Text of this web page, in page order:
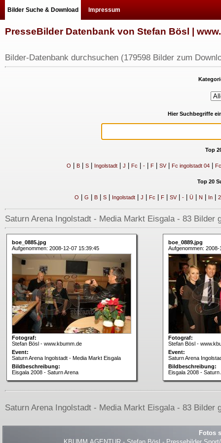
Bilder Suche & Download Impressum
PresseBilder Datenbank von Stefan Bösl |
Bilder-Datenbank durchsuchen (179598 Bilder zum
Hier Suchbegriffe
Top
O B| S| Ingolstadt| J Fc -| F| SV| Fc ingolstadt 04|
Top 20
O G B| S| Ingolstadt| J Fc F| SV| -| Ü| N In| 2
Saturn Arena Ingolstadt - Media Markt Eisgala - 83 Bilder
boe_0885.jpg
Aufgenommen: 2008-12-07 15:39:45
Fotograf:
Stefan Bösl - www.kbumm.de
Event:
Saturn Arena Ingolstadt - Media Markt Eisgala
Bildbeschreibung:
Eisgala 2008 - Saturn Arena
boe_0889.jpg
Aufgenommen:
Fotograf:
Stefan Bösl -
Event:
Saturn Arena
Bildbeschreibung:
Eisgala 2008 - Saturn
Saturn Arena Ingolstadt - Media Markt Eisgala - 83 Bilder
Fotos